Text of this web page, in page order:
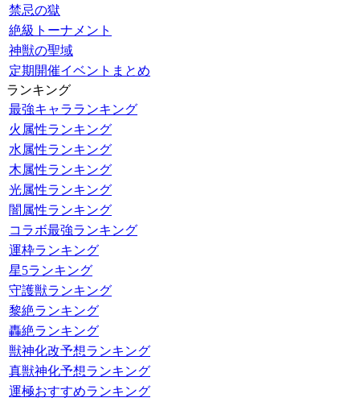
禁忌の獄
絶級トーナメント
神獣の聖域
定期開催イベントまとめ
ランキング
最強キャラランキング
火属性ランキング
水属性ランキング
木属性ランキング
光属性ランキング
闇属性ランキング
コラボ最強ランキング
運枠ランキング
星5ランキング
守護獣ランキング
黎絶ランキング
轟絶ランキング
獣神化改予想ランキング
真獣神化予想ランキング
運極おすすめランキング